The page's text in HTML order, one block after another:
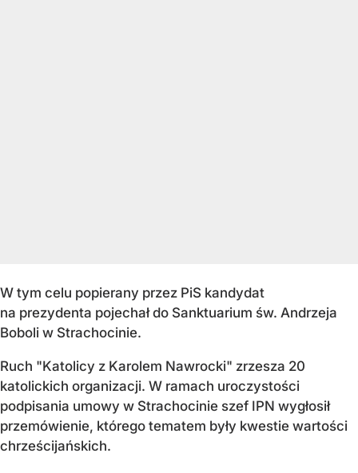
W tym celu popierany przez PiS kandydat
na prezydenta pojechał do Sanktuarium św. Andrzeja
Boboli w Strachocinie.
Ruch "Katolicy z Karolem Nawrocki" zrzesza 20
katolickich organizacji. W ramach uroczystości
podpisania umowy w Strachocinie szef IPN wygłosił
przemówienie, którego tematem były kwestie wartości
chrześcijańskich.